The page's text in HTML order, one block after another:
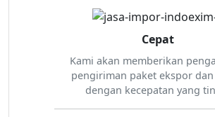
Cepat
Kami akan memberikan
pengiriman paket ekspor
dengan kecepatan yang